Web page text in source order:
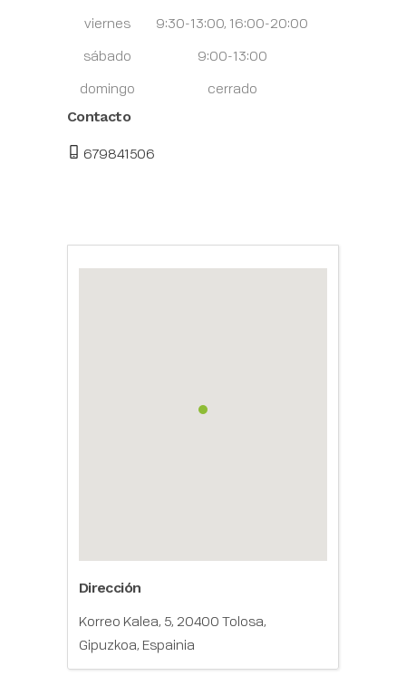
viernes
9:30-13:00, 16:00-20:00
sábado
9:00-13:00
domingo
cerrado
Contacto
679841506
Dirección
Korreo Kalea, 5, 20400 Tolosa,
Gipuzkoa, Espainia